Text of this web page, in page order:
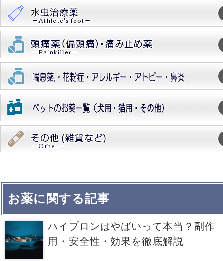
お薬に関する記事
ハイプロンはやばいって本当？副作
用・安全性・効果を徹底解説